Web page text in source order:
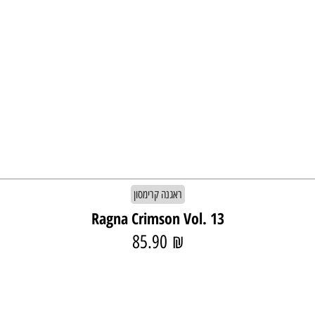
ראגנה קרימסון
Ragna Crimson Vol. 13
85.90 ₪